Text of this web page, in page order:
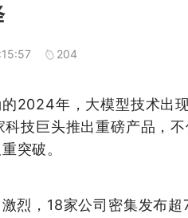
204
2024年，大模型技术出
技巨头推出重磅产品，
突破。
烈，18家公司密集发布